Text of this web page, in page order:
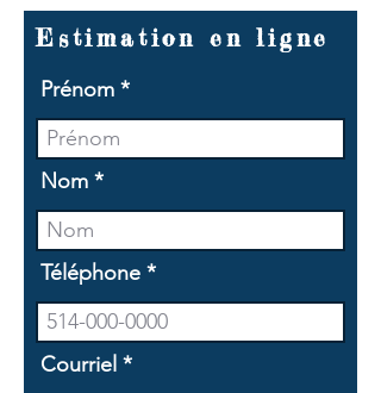
Estimation en ligne
Prénom
Nom
Téléphone
Courriel